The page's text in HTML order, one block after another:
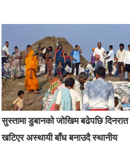
सुस्तामा डुबानको जोखिम बढेपछि दिनरात
खटिएर अस्थायी बाँध बनाउदै स्थानीय